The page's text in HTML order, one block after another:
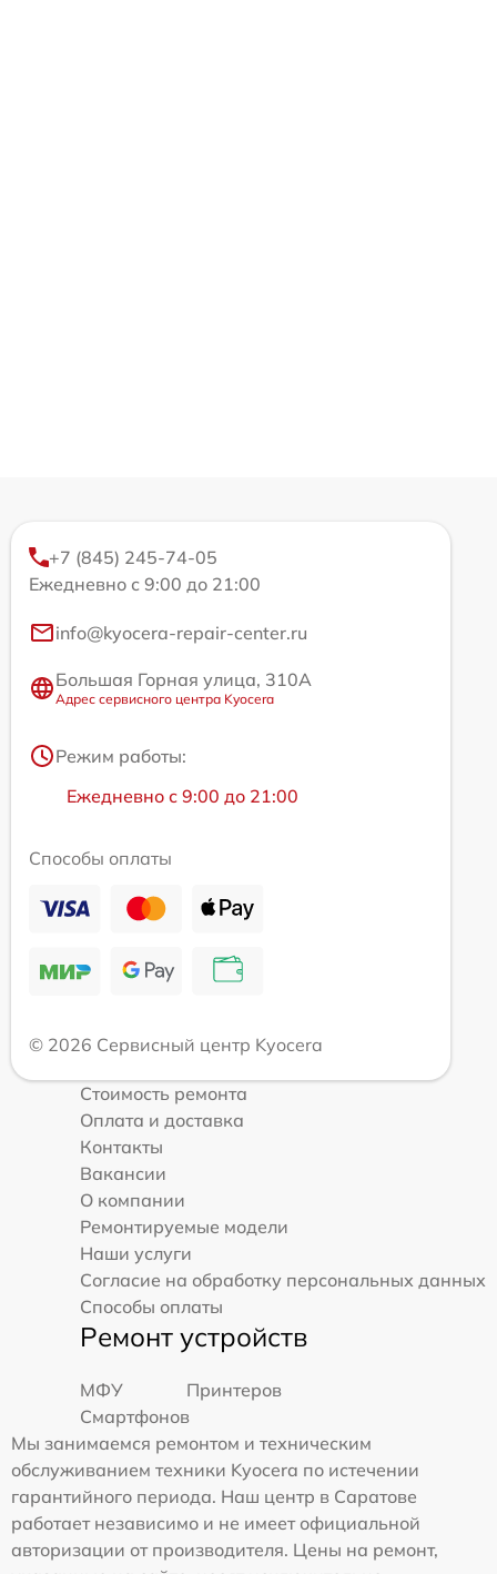
+7 (845) 245-74-05
Ежедневно с 9:00 до 21:00
info@kyocera-repair-center.ru
Большая Горная улица, 310А
Адрес сервисного центра Kyocera
Режим работы:
Ежедневно с 9:00 до 21:00
Способы оплаты
© 2026 Сервисный центр Kyocera
Стоимость ремонта
Оплата и доставка
Контакты
Вакансии
О компании
Ремонтируемые модели
Наши услуги
Согласие на обработку персональных данных
Способы оплаты
Ремонт устройств
МФУ
Принтеров
Смартфонов
Мы занимаемся ремонтом и техническим
обслуживанием техники Kyocera по истечении
гарантийного периода. Наш центр в Саратове
работает независимо и не имеет официальной
авторизации от производителя. Цены на ремонт,